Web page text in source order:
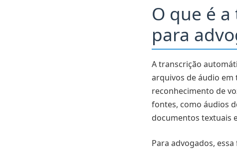
O que é
para
A transcrição
arquivos de áudio
reconhecimento de
fontes, como áudios
documentos textuais
Para advogados,